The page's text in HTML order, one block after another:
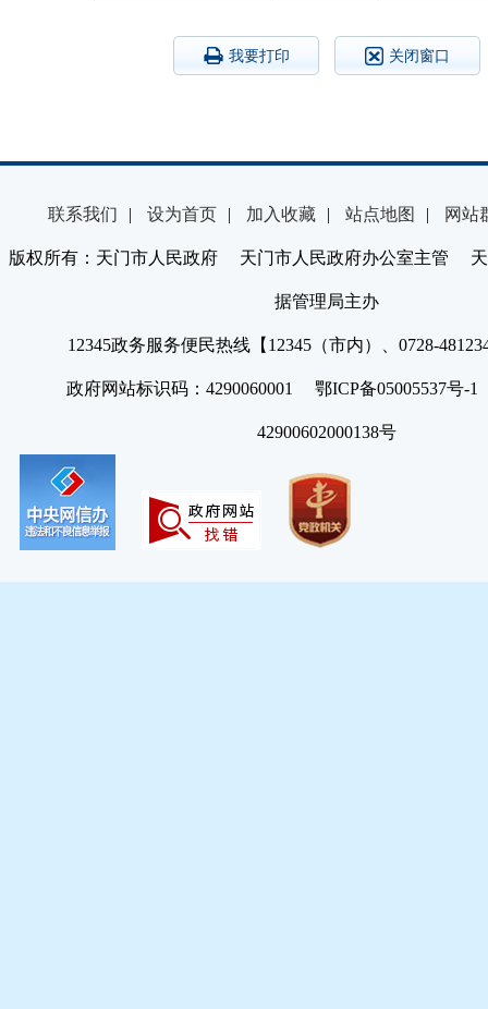
我要打印 关闭窗口
联系我们 | 设为首页 | 加入收藏 | 站点地图 | 网站
版权所有：天门市人民政府 天门市人民政府办公室主管 天
据管理局主办
12345政务服务便民热线【12345（市内）、0728-
政府网站标识码：4290060001 鄂ICP备05005537号
42900602000138号